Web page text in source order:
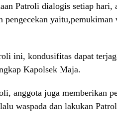
Patroli dialogis setiap hari,
pengecekan
ini, kondusifitas dapat
Kapolsek Maja.
anggota juga memberikan
waspada dan lakukan